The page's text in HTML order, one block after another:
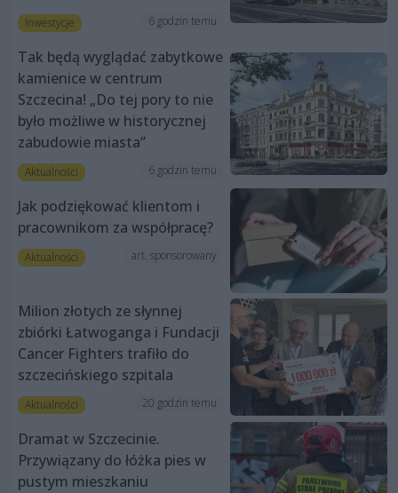
Inwestycje 6 godzin temu
Tak będą wyglądać zabytkowe
kamienice w centrum
Szczecina! „Do tej pory to nie
było możliwe w historycznej
zabudowie miasta”
Aktualności 6 godzin temu
Jak podziękować klientom i
pracownikom za współpracę?
Aktualności art. sponsorowany
Milion złotych ze słynnej
zbiórki Łatwoganga i Fundacji
Cancer Fighters trafiło do
szczecińskiego szpitala
Aktualności 20 godzin temu
Dramat w Szczecinie.
Przywiązany do łóżka pies w
pustym mieszkaniu